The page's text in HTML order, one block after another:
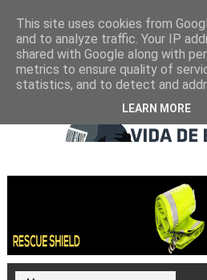
This site uses cookies from
and to analyze traffic. Your IP
shared with Google along with
metrics to ensure quality of
statistics, and to detect and
LEARN MORE